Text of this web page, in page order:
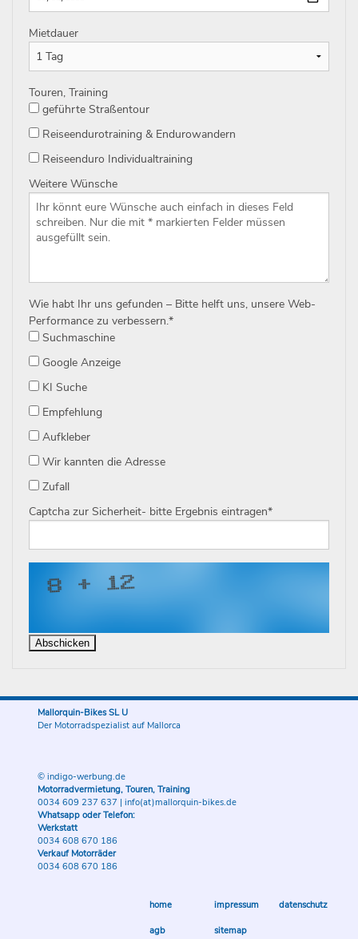
Mietdauer
Touren, Training
geführte Straßentour
Reiseendurotraining & Endurowandern
Reiseenduro Individualtraining
Weitere Wünsche
Wie habt Ihr uns gefunden – Bitte helft uns, unsere Web-
Performance zu verbessern.*
Suchmaschine
Google Anzeige
KI Suche
Empfehlung
Aufkleber
Wir kannten die Adresse
Zufall
Captcha zur Sicherheit- bitte Ergebnis eintragen*
Mallorquin-Bikes SL U
Der Motorradspezialist auf Mallorca
© indigo-werbung.de
Motorradvermietung, Touren, Training
0034 609 237 637 | info(at)mallorquin-bikes.de
Whatsapp oder Telefon:
Werkstatt
0034 608 670 186
Verkauf Motorräder
0034 608 670 186
home impressum datenschutz
agb sitemap